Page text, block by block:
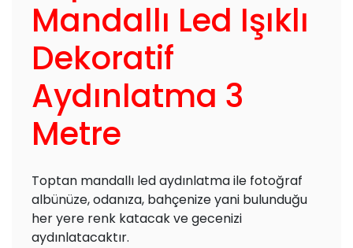
Mandallı Led Işıklı
Dekoratif
Aydınlatma 3
Metre
Toptan mandallı led aydınlatma ile fotoğraf
albünüze, odanıza, bahçenize yani bulunduğu
her yere renk katacak ve gecenizi
aydınlatacaktır.